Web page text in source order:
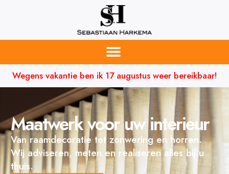
Wegens vakantie ben ik 17 augustus weer bereikbaar!
Maatwerk voor uw interieur
Van raamdecoratie tot zonwering en horren.
Wij adviseren, meten en realiseren alles bij u
thuis.